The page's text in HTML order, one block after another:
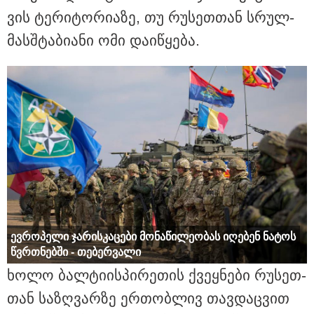
15:54 / 06-08-2026
"ბრალი არის აბურდული -
სამწუხაროა, რომ სრულიად
დაანგრიეს"- გიგა ავალიანის
საქმეზე დაკავებული ანასტასია
ბერუაშვილის ადვოკატი
კატეგორიის ყველა სიახლე
მკითხველის რჩევით
ვის ტე­რი­ტო­რი­ა­ზე, თუ რუ­სეთ­თან სრულ­
მას­შტა­ბი­ა­ნი ომი და­ი­წყე­ბა.
ევ­რო­პე­ლი ჯა­რის­კა­ცე­ბი მო­ნა­წი­ლე­ო­ბას იღე­ბენ ნა­ტოს
წვრთნებ­ში - თე­ბერ­ვა­ლი
ხოლო ბალ­ტი­ის­პი­რე­თის ქვეყ­ნე­ბი რუ­სეთ­
თან სა­ზღვარ­ზე ერ­თობ­ლივ თავ­დაც­ვით